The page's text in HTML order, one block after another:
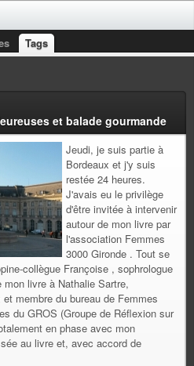
Tags
et balade gourmande
Jeudi, je suis partie à
Bordeaux et j'y suis
restée 24 heures.
J'avais eu le privilège
d'être invitée à intervenir
autour de mon livre par
l'association Femmes
3000 Gironde . Tout se
collègue Françoise , sophrologue
livre à Nathalie Sartre,
membre du bureau de Femmes
du GROS (Groupe de Réflexion sur
en phase avec mon
au livre et, avec accord de